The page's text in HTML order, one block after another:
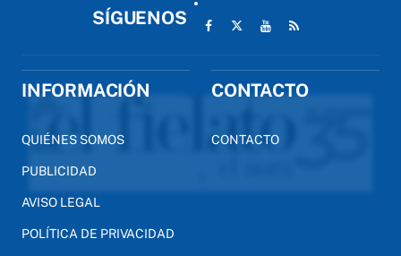
SÍGUENOS
INFORMACIÓN
QUIÉNES SOMOS
PUBLICIDAD
AVISO LEGAL
POLÍTICA DE PRIVACIDAD
CONTACTO
CONTACTO